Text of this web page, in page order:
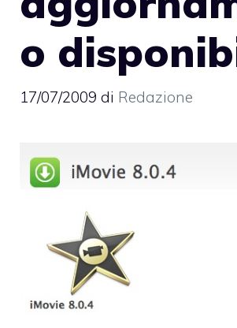
o
17/07/2009 di Redazione